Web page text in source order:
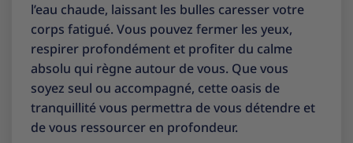
l’eau chaude, laissant les bulles caresser votre
corps fatigué. Vous pouvez fermer les yeux,
respirer profondément et profiter du calme
absolu qui règne autour de vous. Que vous
soyez seul ou accompagné, cette oasis de
tranquillité vous permettra de vous détendre et
de vous ressourcer en profondeur.